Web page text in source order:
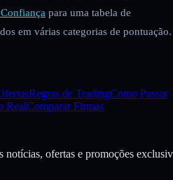
para uma tabela de
em várias categorias de pontuação.
Regras de TradingComo Passar
RealComparar Firmas
notícias, ofertas e promoções